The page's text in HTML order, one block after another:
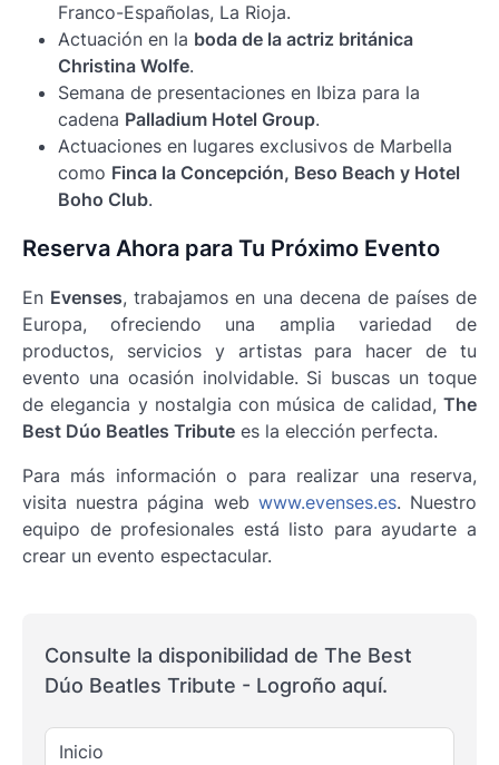
Franco-Españolas, La Rioja.
Actuación en la boda de la actriz británica
Christina Wolfe.
Semana de presentaciones en Ibiza para la
cadena Palladium Hotel Group.
Actuaciones en lugares exclusivos de Marbella
como Finca la Concepción, Beso Beach y Hotel
Boho Club.
Reserva Ahora para Tu Próximo Evento
En Evenses, trabajamos en una decena de países de
Europa, ofreciendo una amplia variedad de
productos, servicios y artistas para hacer de tu
evento una ocasión inolvidable. Si buscas un toque
de elegancia y nostalgia con música de calidad, The
Best Dúo Beatles Tribute es la elección perfecta.
Para más información o para realizar una reserva,
visita nuestra página web www.evenses.es. Nuestro
equipo de profesionales está listo para ayudarte a
crear un evento espectacular.
Consulte la disponibilidad de The Best
Dúo Beatles Tribute - Logroño aquí.
Inicio